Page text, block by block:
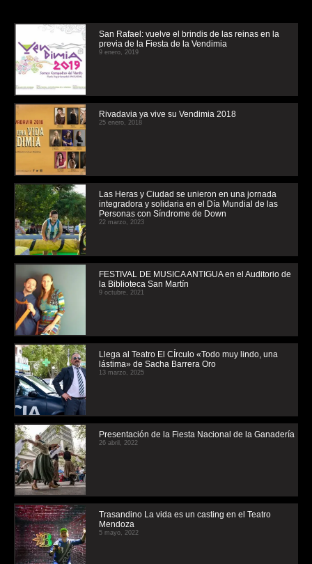
San Rafael: vuelve el brindis de las reinas en la
previa de la Fiesta de la Vendimia
9 enero, 2019
Rivadavia ya vive su Vendimia 2018
25 enero, 2018
Las Heras y Ciudad se unieron en una jornada
integradora y solidaria en el Día Mundial de las
Personas con Síndrome de Down
22 marzo, 2023
FESTIVAL DE MUSICA ANTIGUA en el Auditorio de
la Biblioteca San Martín
9 octubre, 2021
Llega al Teatro El CÍrculo «Todo muy lindo, una
lástima» de Sacha Barrera Oro
13 marzo, 2025
Presentación de la Fiesta Nacional de la Ganadería
26 abril, 2022
Trasandino La vida es un casting en el Teatro
Mendoza
5 mayo, 2022